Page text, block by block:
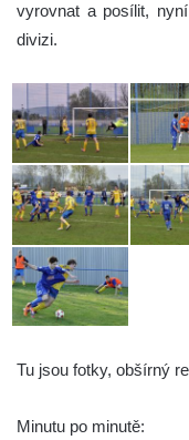
vyrovnat a posílit,
divizi.
Tu jsou fotky, obšírný
Minutu po minutě: